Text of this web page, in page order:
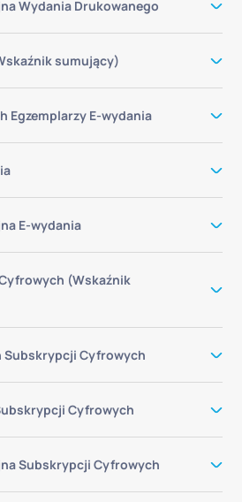
Wydania Drukowanego
sumujący)
Egzemplarzy E-wydania
E-wydania
(Wskaźnik
Subskrypcji Cyfrowych
Cyfrowych
Subskrypcji Cyfrowych